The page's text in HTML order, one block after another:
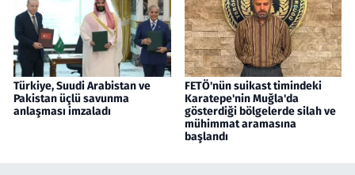
Türkiye, Suudi Arabistan ve
Pakistan üçlü savunma
anlaşması imzaladı
FETÖ'nün suikast timindeki
Karatepe'nin Muğla'da
gösterdiği bölgelerde silah ve
mühimmat aramasına
başlandı